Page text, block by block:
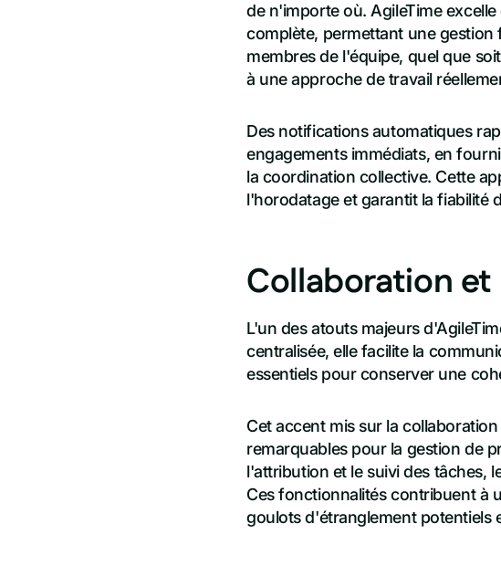
de n'importe où. AgileTime
complète, permettant une gestion
membres de l'équipe, quel que
à une approche de travail
Des notifications automatiques
engagements immédiats, en
la coordination collective. Cette
l'horodatage et garantit la fiabilité
Collaboration
L'un des atouts majeurs
centralisée, elle facilite la
essentiels pour conserver une
Cet accent mis sur la
remarquables pour la gestion de
l'attribution et le suivi des tâches,
Ces fonctionnalités contribuent à
goulots d'étranglement potentiels